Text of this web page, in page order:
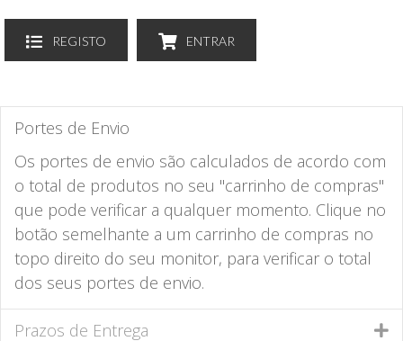
REGISTO ENTRAR
Portes de Envio
Os portes de envio são calculados de acordo com
o total de produtos no seu "carrinho de compras"
que pode verificar a qualquer momento. Clique no
botão semelhante a um carrinho de compras no
topo direito do seu monitor, para verificar o total
dos seus portes de envio.
Prazos de Entrega